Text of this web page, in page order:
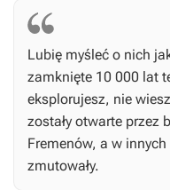
Lubię myśleć o nich
zamknięte 10 000 lat
eksplorujesz, nie
zostały otwarte przez
Fremenów, a w
zmutowały.